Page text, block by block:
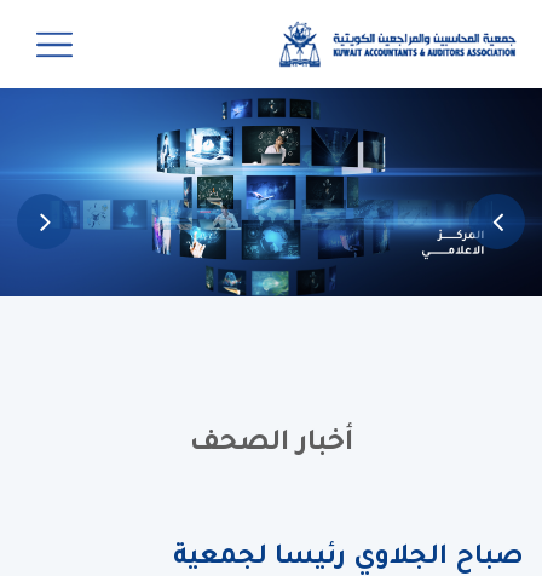
أخبار الصحف
صباح الجلاوي رئيسا لجمعية